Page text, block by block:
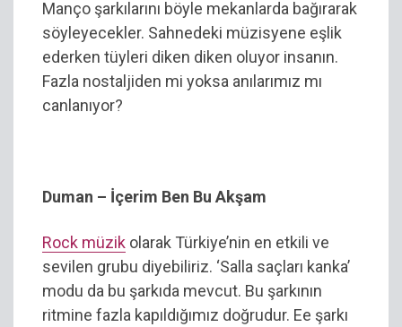
Manço şarkılarını böyle mekanlarda bağırarak
söyleyecekler. Sahnedeki müzisyene eşlik
ederken tüyleri diken diken oluyor insanın.
Fazla nostaljiden mi yoksa anılarımız mı
canlanıyor?
Duman – İçerim Ben Bu Akşam
Rock müzik olarak Türkiye’nin en etkili ve
sevilen grubu diyebiliriz. ‘Salla saçları kanka’
modu da bu şarkıda mevcut. Bu şarkının
ritmine fazla kapıldığımız doğrudur. Ee şarkı